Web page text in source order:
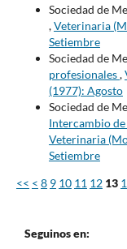
Sociedad de
,Veterinaria
Setiembre
Sociedad de
profesionales,
(1977): Agosto
Sociedad de
Intercambio
Veterinaria
Setiembre
<< < 8 9 10 11 12 13
Seguinos en: